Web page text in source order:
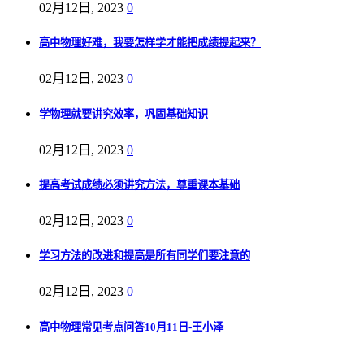
02月12日, 2023 0
高中物理好难，我要怎样学才能把成绩提起来？
02月12日, 2023 0
学物理就要讲究效率，巩固基础知识
02月12日, 2023 0
提高考试成绩必须讲究方法，尊重课本基础
02月12日, 2023 0
学习方法的改进和提高是所有同学们要注意的
02月12日, 2023 0
高中物理常见考点问答10月11日-王小泽